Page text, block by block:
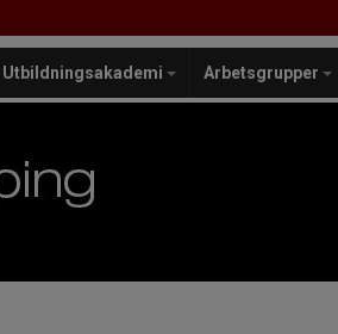
Utbildningsakademi Arbetsgrupper